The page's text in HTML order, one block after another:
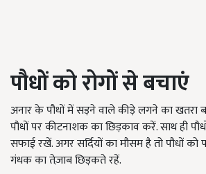
पौधों को रोगों से बचाएं
अनार के पौधों में सड़ने वाले कीड़े लगने का खतरा
पौधों पर कीटनाशक का छिड़काव करें. साथ ही
सफाई रखें. अगर सर्दियों का मौसम है तो पौधों
गंधक का तेज़ाब छिड़कते रहें.